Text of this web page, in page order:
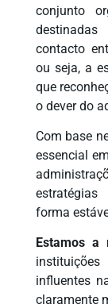
conjunto
contacto
ou seja, a
que
o dever do
Com base
essencial
forma
Estamos a
influentes
claramente